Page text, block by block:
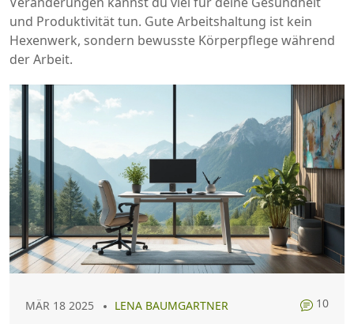
und Produktivität tun. Gute Arbeitshaltung ist kein
Hexenwerk, sondern bewusste Körperpflege während
der Arbeit.
MÄR 18 2025 LENA BAUMGARTNER 10